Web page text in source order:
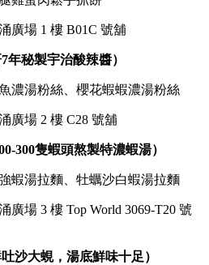
廣場 1 樓 B01C 號舖
年秘製宇治酸辣醬）
濃湯粉絲、櫻花蝦蝦濃湯粉絲
廣場 2 樓 C28 號舖
300隻蝦頭熬製特濃蝦湯）
蝦湯拉麵、牡蠣沙白蝦湯拉麵
廣場 3 樓 Top World 3069-T20 號
沙大蜆，湯底鮮味十足）